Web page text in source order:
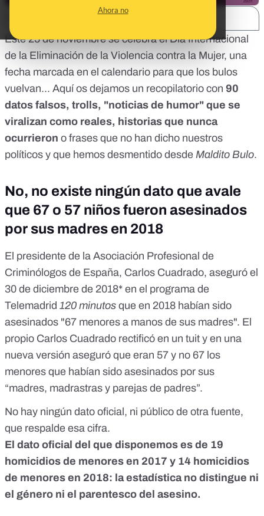
Ahora no
Este 25 de noviembre se celebra el Día Internacional
de la Eliminación de la Violencia contra la Mujer, una
fecha marcada en el calendario para que los bulos
vuelvan... Aquí os dejamos un recopilatorio con 90
datos falsos, trolls, "noticias de humor" que se
viralizan como reales, historias que nunca
ocurrieron o frases que no han dicho nuestros
políticos y que hemos desmentido desde Maldito Bulo.
No, no existe ningún dato que avale
que 67 o 57 niños fueron asesinados
por sus madres en 2018
El presidente de la Asociación Profesional de
Criminólogos de España, Carlos Cuadrado, aseguró el
30 de diciembre de 2018* en el programa de
Telemadrid 120 minutos que en 2018 habían sido
asesinados "67 menores a manos de sus madres". El
propio Carlos Cuadrado rectificó en un tuit y en una
nueva versión aseguró que eran 57 y no 67 los
menores que habían sido asesinados por sus
“madres, madrastras y parejas de padres”.
No hay ningún dato oficial, ni público de otra fuente,
que respalde esa cifra.
El dato oficial del que disponemos es de 19
homicidios de menores en 2017 y 14 homicidios
de menores en 2018: la estadística no distingue ni
el género ni el parentesco del asesino.